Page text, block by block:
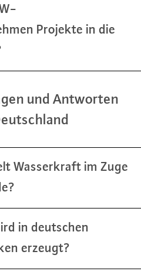
Projekte in die
und Antworten
Wasserkraft im Zuge
in deutschen
erzeugt?